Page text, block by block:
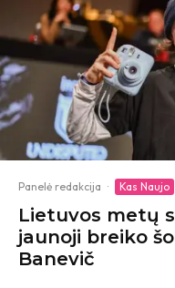
Panelė redakcija · Kas Naujo
Lietuvos metų
jaunoji breiko
Banevič